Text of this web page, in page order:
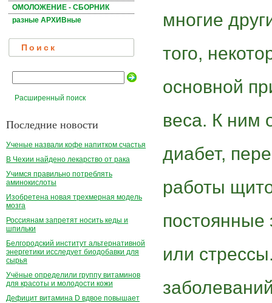
ОМОЛОЖЕНИЕ - СБОРНИК
разные АРХИВные
Поиск
Расширенный поиск
Последние новости
Ученые назвали кофе напитком счастья
В Чехии найдено лекарство от рака
Учимся правильно потреблять
аминокислоты
Изобретена новая трехмерная модель
мозга
Россиянам запретят носить кеды и
шпильки
Белгородский институт альтернативной
энергетики исследует биодобавки для
сырья
Учёные определили группу витаминов
для красоты и молодости кожи
Дефицит витамина D вдвое повышает
многие
того,
основной
веса. К ним
диабет,
работы
постоянные
или